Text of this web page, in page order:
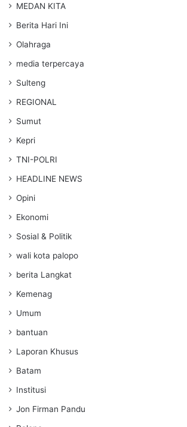
MEDAN KITA
Berita Hari Ini
Olahraga
media terpercaya
Sulteng
REGIONAL
Sumut
Kepri
TNI-POLRI
HEADLINE NEWS
Opini
Ekonomi
Sosial & Politik
wali kota palopo
berita Langkat
Kemenag
Umum
bantuan
Laporan Khusus
Batam
Institusi
Jon Firman Pandu